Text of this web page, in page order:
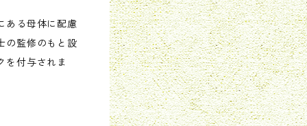
ある母体に配慮
の監修のもと設
を付与されま